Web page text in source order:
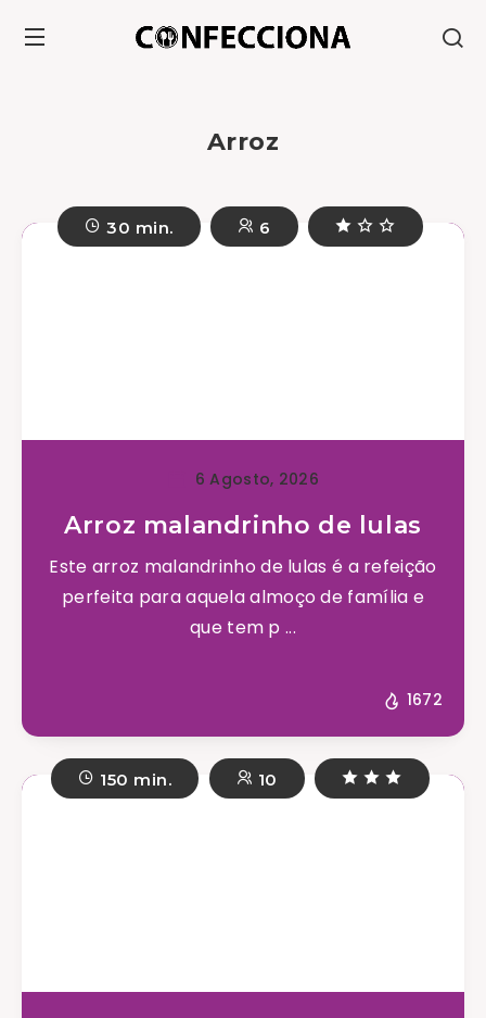
Arroz
30 min. 6
6 Agosto, 2026
Arroz malandrinho de lulas
Este arroz malandrinho de lulas é a refeição
perfeita para aquela almoço de família e
que tem p ...
1672
150 min. 10